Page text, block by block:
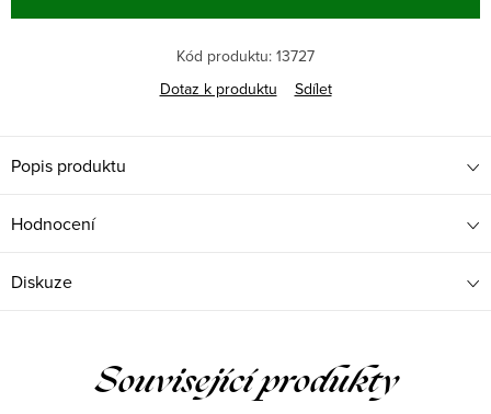
Kód produktu: 13727
Dotaz k produktu
Sdílet
Popis produktu
Hodnocení
Diskuze
Související produkty